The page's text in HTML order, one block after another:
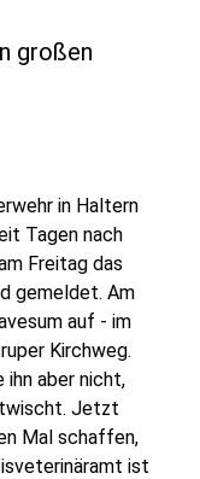
großen
in Haltern
Tagen nach
Freitag das
gemeldet. Am
auf - im
Kirchweg.
ihn aber nicht,
Jetzt
Mal schaffen,
ist